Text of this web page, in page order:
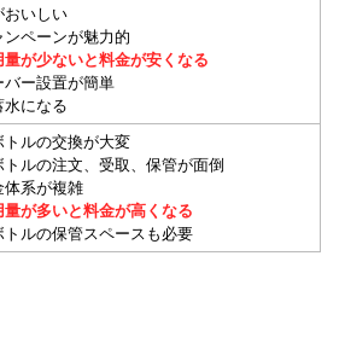
おいしい
ンペーンが魅力的
量が少ないと料金が安くなる
バー設置が簡単
水になる
トルの交換が大変
トルの注文、受取、保管が面倒
体系が複雑
量が多いと料金が高くなる
トルの保管スペースも必要